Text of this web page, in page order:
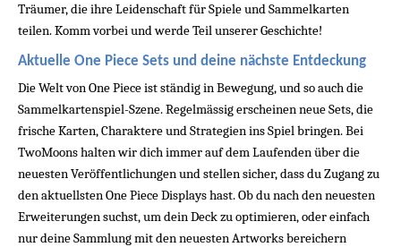
Träumer, die ihre Leidenschaft für Spiele und Sammelkarten
teilen. Komm vorbei und werde Teil unserer Geschichte!
Aktuelle One Piece Sets und deine nächste Entdeckung
Die Welt von One Piece ist ständig in Bewegung, und so auch die
Sammelkartenspiel-Szene. Regelmässig erscheinen neue Sets, die
frische Karten, Charaktere und Strategien ins Spiel bringen. Bei
TwoMoons halten wir dich immer auf dem Laufenden über die
neuesten Veröffentlichungen und stellen sicher, dass du Zugang zu
den aktuellsten One Piece Displays hast. Ob du nach den neuesten
Erweiterungen suchst, um dein Deck zu optimieren, oder einfach
nur deine Sammlung mit den neuesten Artworks bereichern